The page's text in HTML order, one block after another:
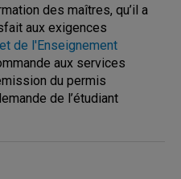
des maîtres, qu’il a
aux exigences
de l'Enseignement
aux services
du permis
de l’étudiant